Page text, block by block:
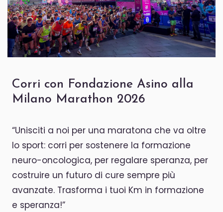
Corri con Fondazione Asino alla
Milano Marathon 2026
“Unisciti a noi per una maratona che va oltre
lo sport: corri per sostenere la formazione
neuro-oncologica, per regalare speranza, per
costruire un futuro di cure sempre più
avanzate. Trasforma i tuoi Km in formazione
e speranza!”